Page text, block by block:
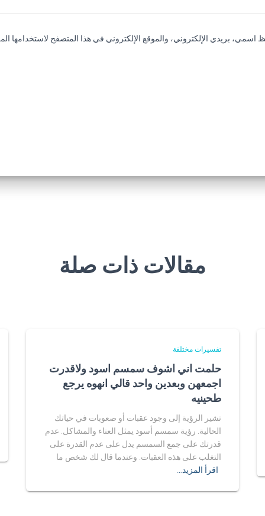
اسمي، بريدي الإلكتروني، والموقع الإلكتروني في هذا المتصفح لاستخدامها
مقالات ذات صلة
تفسيرات مختلفة
حلمت اني اشوف سمسم اسود ولاقدرت
اجمعهن وبعدين واحد قالي انهوه يرجع
طحينيه
تشير الرؤية إلى وجود عقبات أو صعوبات في حياتك
الحالية. رؤية سمسم أسود يمثل العناء والمشاكل. عدم
قدرتك على جمع السمسم يدل على عدم القدرة على
التغلب على هذه العقبات. وعندما قال لك شخص ما
اقرأ المزيد…